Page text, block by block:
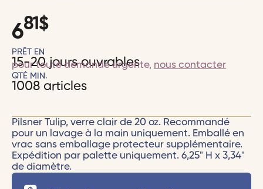
681$
PRÊT EN
15-20 jours ouvrables
pour toute demande urgente, nous contacter
QTÉ MIN.
1008 articles
Pilsner Tulip, verre clair de 20 oz. Recommandé
pour un lavage à la main uniquement. Emballé en
vrac sans emballage protecteur supplémentaire.
Expédition par palette uniquement. 6,25" H x 3,34"
de diamètre.